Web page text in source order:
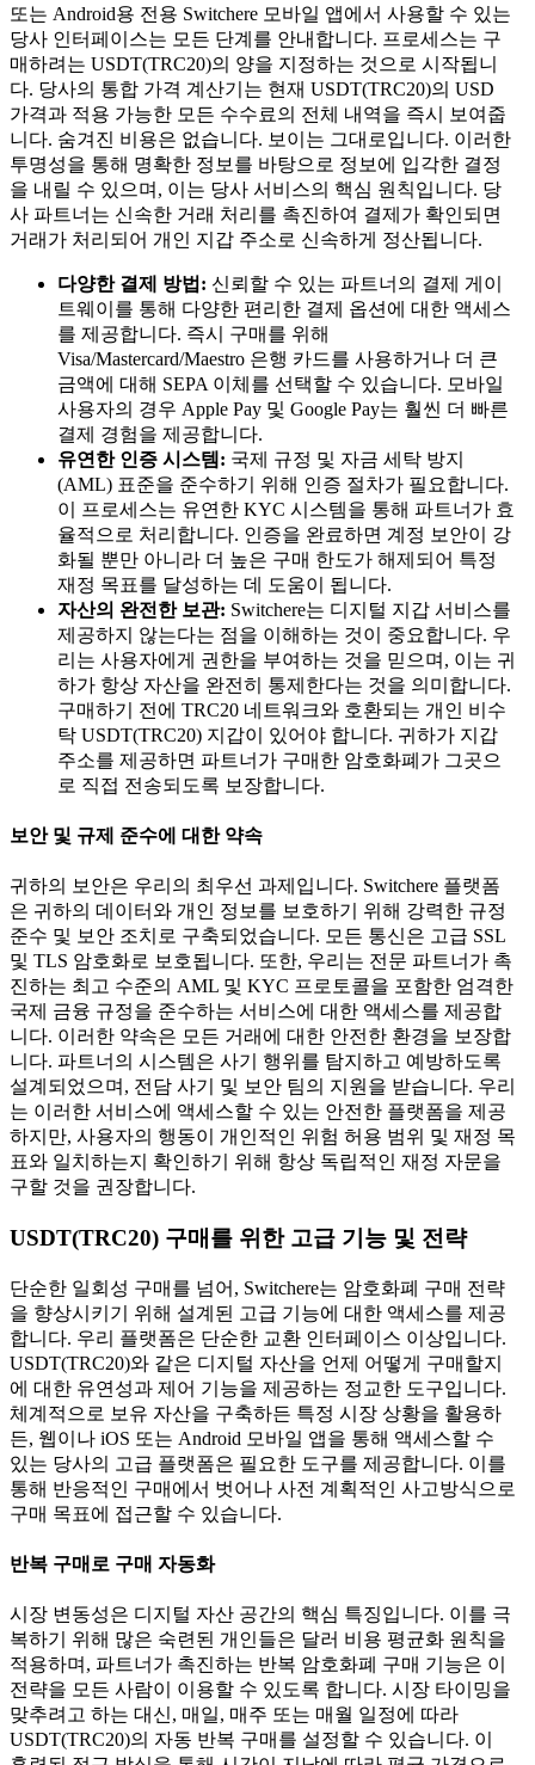
또는 Android용 전용 Switchere 모바일 앱에서 사용할 수 있는
당사 인터페이스는 모든 단계를 안내합니다. 프로세스는 구
매하려는 USDT(TRC20)의 양을 지정하는 것으로 시작됩니
다. 당사의 통합 가격 계산기는 현재 USDT(TRC20)의 USD
가격과 적용 가능한 모든 수수료의 전체 내역을 즉시 보여줍
니다. 숨겨진 비용은 없습니다. 보이는 그대로입니다. 이러한
투명성을 통해 명확한 정보를 바탕으로 정보에 입각한 결정
을 내릴 수 있으며, 이는 당사 서비스의 핵심 원칙입니다. 당
사 파트너는 신속한 거래 처리를 촉진하여 결제가 확인되면
거래가 처리되어 개인 지갑 주소로 신속하게 정산됩니다.
다양한 결제 방법: 신뢰할 수 있는 파트너의 결제 게이
트웨이를 통해 다양한 편리한 결제 옵션에 대한 액세스
를 제공합니다. 즉시 구매를 위해
Visa/Mastercard/Maestro 은행 카드를 사용하거나 더 큰
금액에 대해 SEPA 이체를 선택할 수 있습니다. 모바일
사용자의 경우 Apple Pay 및 Google Pay는 훨씬 더 빠른
결제 경험을 제공합니다.
유연한 인증 시스템: 국제 규정 및 자금 세탁 방지
(AML) 표준을 준수하기 위해 인증 절차가 필요합니다.
이 프로세스는 유연한 KYC 시스템을 통해 파트너가 효
율적으로 처리합니다. 인증을 완료하면 계정 보안이 강
화될 뿐만 아니라 더 높은 구매 한도가 해제되어 특정
재정 목표를 달성하는 데 도움이 됩니다.
자산의 완전한 보관: Switchere는 디지털 지갑 서비스를
제공하지 않는다는 점을 이해하는 것이 중요합니다. 우
리는 사용자에게 권한을 부여하는 것을 믿으며, 이는 귀
하가 항상 자산을 완전히 통제한다는 것을 의미합니다.
구매하기 전에 TRC20 네트워크와 호환되는 개인 비수
탁 USDT(TRC20) 지갑이 있어야 합니다. 귀하가 지갑
주소를 제공하면 파트너가 구매한 암호화폐가 그곳으
로 직접 전송되도록 보장합니다.
보안 및 규제 준수에 대한 약속
귀하의 보안은 우리의 최우선 과제입니다. Switchere 플랫폼
은 귀하의 데이터와 개인 정보를 보호하기 위해 강력한 규정
준수 및 보안 조치로 구축되었습니다. 모든 통신은 고급 SSL
및 TLS 암호화로 보호됩니다. 또한, 우리는 전문 파트너가 촉
진하는 최고 수준의 AML 및 KYC 프로토콜을 포함한 엄격한
국제 금융 규정을 준수하는 서비스에 대한 액세스를 제공합
니다. 이러한 약속은 모든 거래에 대한 안전한 환경을 보장합
니다. 파트너의 시스템은 사기 행위를 탐지하고 예방하도록
설계되었으며, 전담 사기 및 보안 팀의 지원을 받습니다. 우리
는 이러한 서비스에 액세스할 수 있는 안전한 플랫폼을 제공
하지만, 사용자의 행동이 개인적인 위험 허용 범위 및 재정 목
표와 일치하는지 확인하기 위해 항상 독립적인 재정 자문을
구할 것을 권장합니다.
USDT(TRC20) 구매를 위한 고급 기능 및 전략
단순한 일회성 구매를 넘어, Switchere는 암호화폐 구매 전략
을 향상시키기 위해 설계된 고급 기능에 대한 액세스를 제공
합니다. 우리 플랫폼은 단순한 교환 인터페이스 이상입니다.
USDT(TRC20)와 같은 디지털 자산을 언제 어떻게 구매할지
에 대한 유연성과 제어 기능을 제공하는 정교한 도구입니다.
체계적으로 보유 자산을 구축하든 특정 시장 상황을 활용하
든, 웹이나 iOS 또는 Android 모바일 앱을 통해 액세스할 수
있는 당사의 고급 플랫폼은 필요한 도구를 제공합니다. 이를
통해 반응적인 구매에서 벗어나 사전 계획적인 사고방식으로
구매 목표에 접근할 수 있습니다.
반복 구매로 구매 자동화
시장 변동성은 디지털 자산 공간의 핵심 특징입니다. 이를 극
복하기 위해 많은 숙련된 개인들은 달러 비용 평균화 원칙을
적용하며, 파트너가 촉진하는 반복 암호화폐 구매 기능은 이
전략을 모든 사람이 이용할 수 있도록 합니다. 시장 타이밍을
맞추려고 하는 대신, 매일, 매주 또는 매월 일정에 따라
USDT(TRC20)의 자동 반복 구매를 설정할 수 있습니다. 이